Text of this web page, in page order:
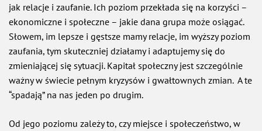
jak relacje i zaufanie. Ich poziom przekłada się na korzyści –
ekonomiczne i społeczne – jakie dana grupa może osiągać.
Słowem, im lepsze i gęstsze mamy relacje, im wyższy poziom
zaufania, tym skuteczniej działamy i adaptujemy się do
zmieniającej się sytuacji. Kapitał społeczny jest szczególnie
ważny w świecie pełnym kryzysów i gwałtownych zmian. A te
“spadają” na nas jeden po drugim.
Od jego poziomu zależy to, czy miejsce i społeczeństwo, w